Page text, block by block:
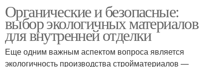
Органические и безопасные:
выбор экологичных материалов
для внутренней отделки
Еще одним важным аспектом вопроса является
экологичность производства стройматериалов —